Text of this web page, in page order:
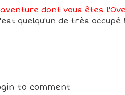
aventure dont vous êtes
quelqu'un de très occupé !
to comment